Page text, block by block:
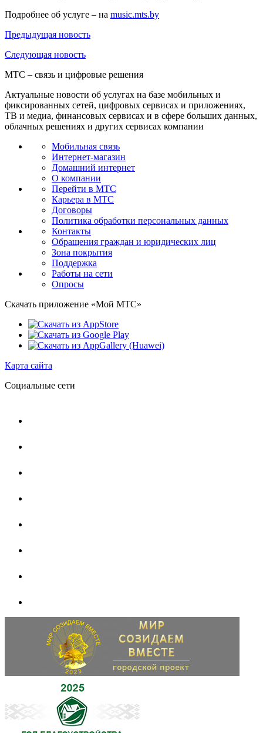
Подробнее об услуге – на music.mts.by
Предыдущая новость
Следующая новость
МТС – связь и цифровые решения
Актуальные новости об услугах на базе мобильных и
фиксированных сетей, цифровых сервисах и приложениях,
ТВ и медиа, финансовых сервисах и в сфере больших данных,
облачных решениях и других сервисах компании
Мобильная связь
Интернет-магазин
Домашний интернет
О компании
Перейти в МТС
Карьера в МТС
Договоры
Политика обработки персональных данных
Контакты
Обращения граждан и юридических лиц
Зона покрытия
Поддержка
Работы на сети
Опросы
Скачать приложение «Мой МТС»
Карта сайта
Социальные сети